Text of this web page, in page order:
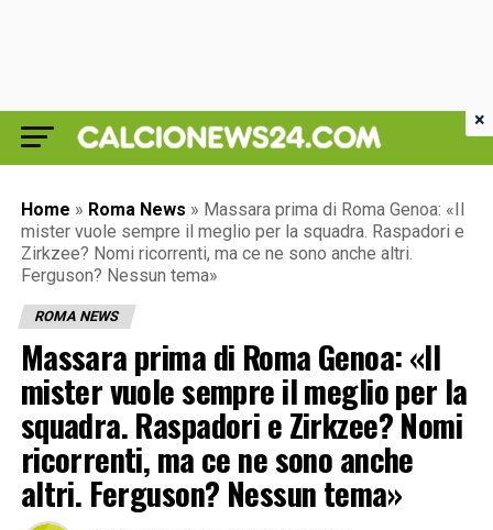
Home » Roma News » Massara prima di Roma Genoa: «Il
mister vuole sempre il meglio per la squadra. Raspadori e
Zirkzee? Nomi ricorrenti, ma ce ne sono anche altri.
Ferguson? Nessun tema»
ROMA NEWS
Massara prima di Roma Genoa: «Il
mister vuole sempre il meglio per la
squadra. Raspadori e Zirkzee? Nomi
ricorrenti, ma ce ne sono anche
altri. Ferguson? Nessun tema»
×